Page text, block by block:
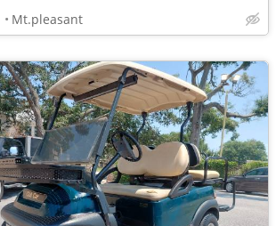
Mt.pleasant